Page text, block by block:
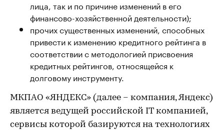
лица, так и по причине изменений в его
финансово-хозяйственной деятельности);
прочих существенных изменений, способных
привести к изменению кредитного рейтинга в
соответствии с методологией присвоения
кредитных рейтингов, относящейся к
долговому инструменту.
МКПАО «ЯНДЕКС» (далее – компания, Яндекс)
является ведущей российской IT компанией,
сервисы которой базируются на технологиях